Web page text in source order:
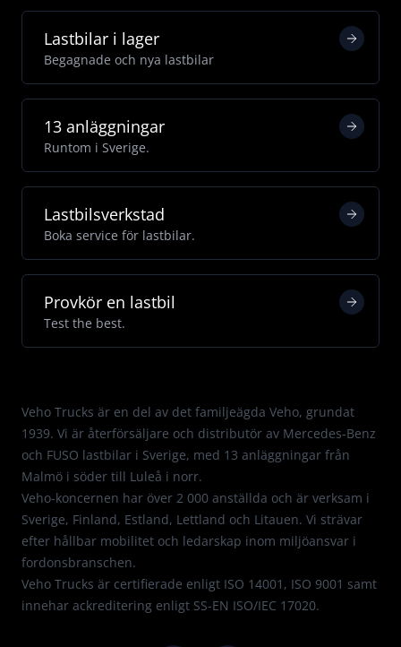
Lastbilar i lager
Begagnade och nya lastbilar
13 anläggningar
Runtom i Sverige.
Lastbilsverkstad
Boka service för lastbilar.
Provkör en lastbil
Test the best.
Veho Trucks är en del av det familjeägda Veho, grundat
1939. Vi är återförsäljare och distributör av Mercedes-Benz
och FUSO lastbilar i Sverige, med 13 anläggningar från
Malmö i söder till Luleå i norr.
Veho-koncernen har över 2 000 anställda och är verksam i
Sverige, Finland, Estland, Lettland och Litauen. Vi strävar
efter hållbar mobilitet och ledarskap inom miljöansvar i
fordonsbranschen.
Veho Trucks är certifierade enligt ISO 14001 , ISO 9001 samt
innehar ackreditering enligt SS-EN ISO/IEC 17020.